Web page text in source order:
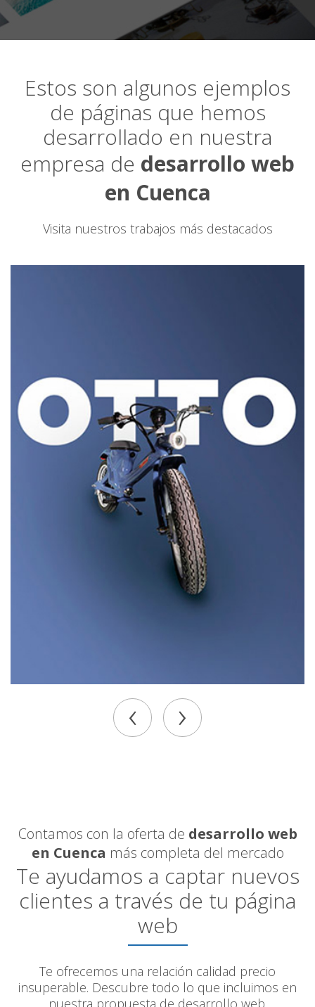
Estos son algunos ejemplos
de páginas que hemos
desarrollado en nuestra
empresa de desarrollo web
en Cuenca
Visita nuestros trabajos más destacados
‹ ›
Contamos con la oferta de desarrollo web
en Cuenca más completa del mercado
Te ayudamos a captar nuevos
clientes a través de tu página
web
Te ofrecemos una relación calidad precio
insuperable. Descubre todo lo que incluimos en